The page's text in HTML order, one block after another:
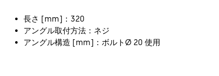
長さ [mm]：320
アングル取付方法：ネジ
アングル構造 [mm]：ボルトØ 20 使用